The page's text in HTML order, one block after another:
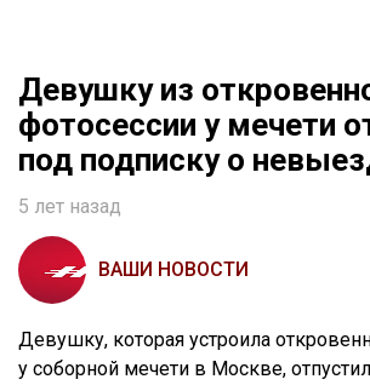
Девушку из
фотосессии у мечети
под подписку о
5 лет назад
ВАШИ НОВОСТИ
Девушку, которая устроила
у соборной мечети в Москве,